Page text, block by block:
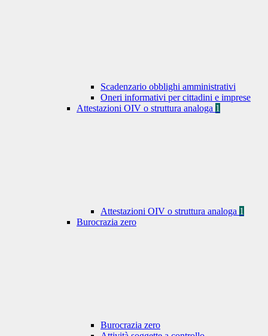
Scadenzario obblighi amministrativi
Oneri informativi per cittadini e imprese
Attestazioni OIV o struttura analoga 1
Attestazioni OIV o struttura analoga 1
Burocrazia zero
Burocrazia zero